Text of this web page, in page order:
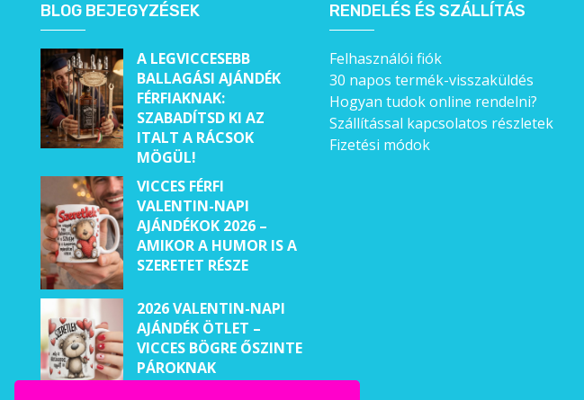
BLOG BEJEGYZÉSEK
A LEGVICCESEBB
BALLAGÁSI AJÁNDÉK
FÉRFIAKNAK:
SZABADÍTSD KI AZ
ITALT A RÁCSOK
MÖGÜL!
VICCES FÉRFI
VALENTIN-NAPI
AJÁNDÉKOK 2026 –
AMIKOR A HUMOR IS A
SZERETET RÉSZE
2026 VALENTIN-NAPI
AJÁNDÉK ÖTLET –
VICCES BÖGRE ŐSZINTE
PÁROKNAK
RENDELÉS ÉS SZÁLLÍTÁS
Felhasználói fiók
30 napos termék-visszaküldés
Hogyan tudok online rendelni?
Szállítással kapcsolatos részletek
Fizetési módok